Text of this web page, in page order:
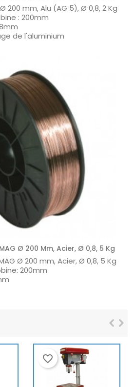
200 mm, Alu (AG 5), Ø 0,8, 2 Kg
: 200mm
de l'aluminium
Ø 200 Mm, Acier, Ø 0,8, 5 Kg
Ø 200 mm, Acier, Ø 0,8, 5 Kg
200mm
favorite_border